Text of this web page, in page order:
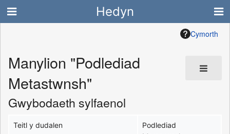
Hedyn
Cymorth
Manylion "Podlediad
Metastwnsh"
Gwybodaeth sylfaenol
Teitl y dudalen
Podlediad